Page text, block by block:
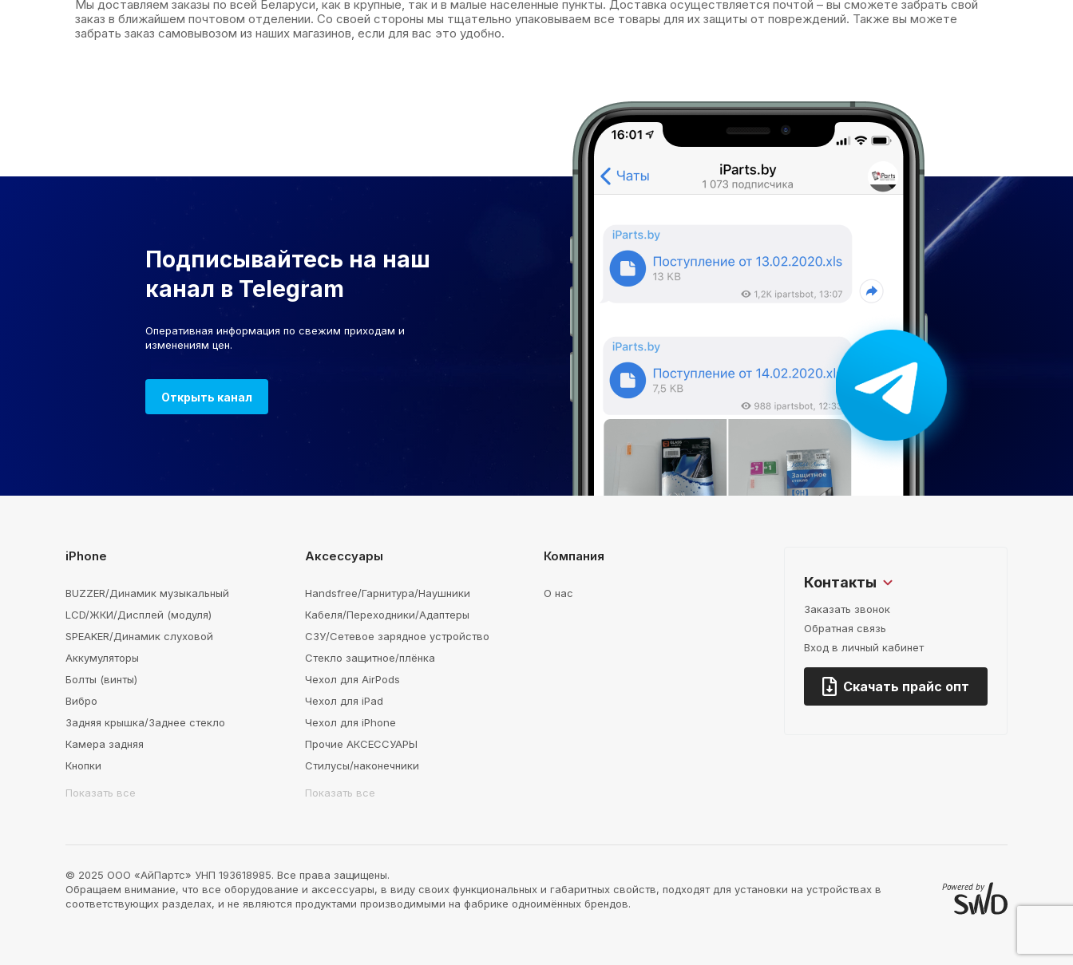
Мы доставляем заказы по всей Беларуси, как в крупные, так и в малые населенные пункты. Доставка осуществляется почтой – вы сможете забрать свой
заказ в ближайшем почтовом отделении. Со своей стороны мы тщательно упаковываем все товары для их защиты от повреждений. Также вы можете
забрать заказ самовывозом из наших магазинов, если для вас это удобно.
Подписывайтесь на наш
канал в Telegram
Оперативная информация по свежим приходам и
изменениям цен.
Открыть канал
iPhone
BUZZER/Динамик музыкальный
LCD/ЖКИ/Дисплей (модуля)
SPEAKER/Динамик слуховой
Аккумуляторы
Болты (винты)
Вибро
Задняя крышка/Заднее стекло
Камера задняя
Кнопки
Показать все
Аксессуары
Handsfree/Гарнитура/Наушники
Кабеля/Переходники/Адаптеры
СЗУ/Сетевое зарядное устройство
Стекло защитное/плёнка
Чехол для AirPods
Чехол для iPad
Чехол для iPhone
Прочие АКСЕССУАРЫ
Стилусы/наконечники
Показать все
Компания
О нас
Контакты
Заказать звонок
Обратная связь
Вход в личный кабинет
Скачать прайс опт
© 2025 ООО «АйПартс» УНП 193618985. Все права защищены.
Обращаем внимание, что все оборудование и аксессуары, в виду своих функциональных и габаритных свойств, подходят для установки на устройствах в
соответствующих разделах, и не являются продуктами производимыми на фабрике одноимённых брендов.